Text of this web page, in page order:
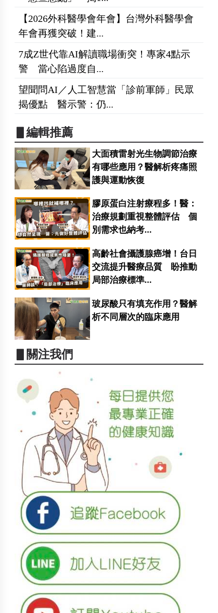
【2026外科醫學會年會】台灣外科醫學會
年會再獲突破！建...
7成Z世代靠AI解讀職場衝突！專家4點示
警 當心陷過度自...
望聞問AI／人工智慧當「診前軍師」民眾
揭優點 醫示警：仍...
▋編輯推薦
大面積雷射光生物調節治療
有哪些應用？醫解析疼痛照
護與運動恢復
膠原蛋白注射療程多！醫：
治療規劃重視整體評估 個
別需求也納考...
高齡社會攝護腺癌增！台日
交流提升醫療品質 盼推動
局部治療標準...
玻尿酸只有填充作用？醫解
析不同層次的臨床應用
▋關注我們